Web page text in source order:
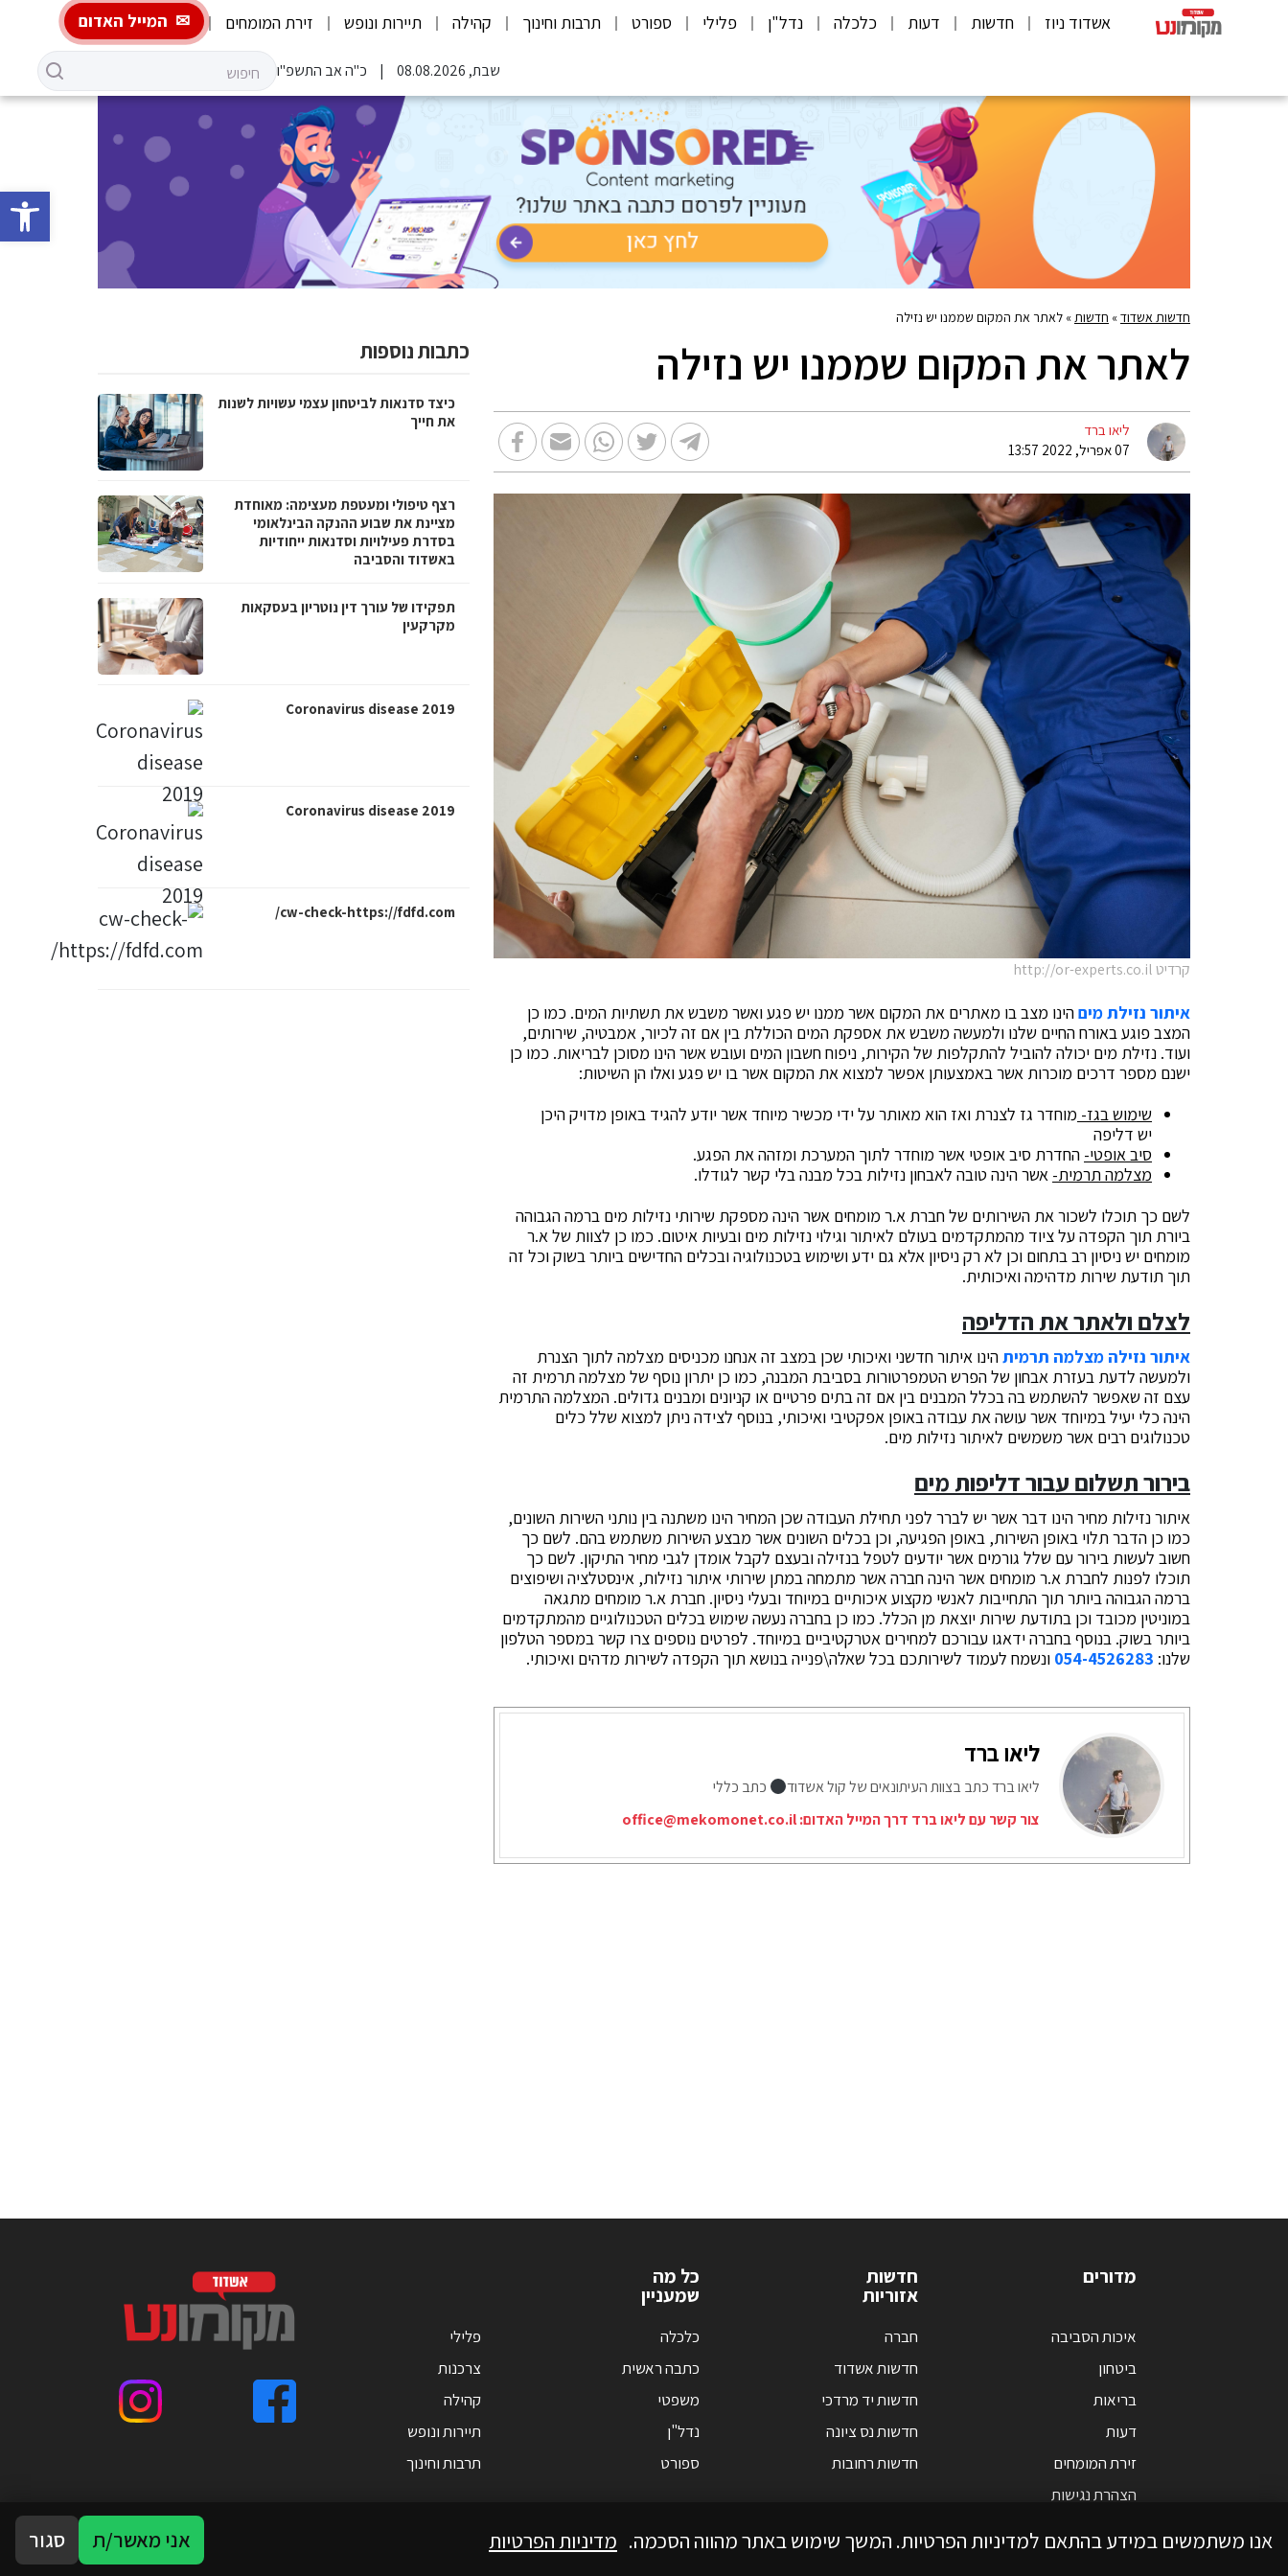
פתח
אשדוד ניוז חדשות דעות כלכלה נדל"ן פלילי ספורט תרבות וחינוך קהילה תיירות ונופש זירת המומחים המייל האדום
שבת, 08.08.2026 כ"ה אב התשפ"ו
חדשות אשדוד» חדשות » לאתר את המקום שממנו יש נזילה
לאתר את המקום שממנו יש נזילה
ליאו ברד
07 אפריל, 2022 13:57
קרדיט http://or-experts.co.il
איתור נזילת מיםהינו מצב בו מאתרים את המקום אשר ממנו יש פגע ואשר משבש את תשתיות המים. כמו כן
המצב פוגע באורח החיים שלנו ולמעשה משבש את אספקת המים הכוללת בין אם זה לכיור, אמבטיה, שירותים,
ועוד. נזילת מים יכולה להוביל להתקלפות של הקירות, ניפוח חשבון המים ועובש אשר הינו מסוכן לבריאות. כמו כן
ישנם מספר דרכים מוכרות אשר באמצעותן אפשר למצוא את המקום אשר בו יש פגע ואלו הן השיטות:
שימוש בגז- מוחדר גז לצנרת ואז הוא מאותר על ידי מכשיר מיוחד אשר יודע להגיד באופן מדויק היכן
יש דליפה
סיב אופטי- החדרת סיב אופטי אשר מוחדר לתוך המערכת ומזהה את הפגע.
מצלמה תרמית- אשר הינה טובה לאבחון נזילות בכל מבנה בלי קשר לגודלו.
לשם כך תוכלו לשכור את השירותים של חברת א.ר מומחים אשר הינה מספקת שירותי נזילות מים ברמה הגבוהה
ביורת תוך הקפדה על ציוד מהמתקדמים בעולם לאיתור וגילוי נזילות מים ובעיות איטום. כמו כן לצוות של א.ר
מומחים יש ניסיון רב בתחום וכן לא רק ניסיון אלא גם ידע ושימוש בטכנולוגיה ובכלים החדישים ביותר בשוק וכל זה
תוך תודעת שירות מדהימה ואיכותית.
לצלם ולאתר את הדליפה
איתור נזילה מצלמה תרמיתהינו איתור חדשני ואיכותי שכן במצב זה אנחנו מכניסים מצלמה לתוך הצנרת
ולמעשה לדעת בעזרת אבחון של הפרש הטמפרטורות בסביבת המבנה, כמו כן יתרון נוסף של מצלמה תרמית זה
עצם זה שאפשר להשתמש בה בכלל המבנים בין אם זה בתים פרטיים או קניונים ומבנים גדולים. המצלמה התרמית
הינה כלי יעיל במיוחד אשר עושה את עבודה באופן אפקטיבי ואיכותי, בנוסף לצידה ניתן למצוא שלל כלים
טכנולוגים רבים אשר משמשים לאיתור נזילות מים.
בירור תשלום עבור דליפות מים
איתור נזילות מחיר הינו דבר אשר יש לברר לפני תחילת העבודה שכן המחיר הינו משתנה בין נותני השירות השונים,
כמו כן הדבר תלוי באופן השירות, באופן הפגיעה, וכן בכלים השונים אשר מבצע השירות משתמש בהם. לשם כך
חשוב לעשות בירור עם שלל גורמים אשר יודעים לטפל בנזילה ובעצם לקבל אומדן לגבי מחיר התיקון. לשם כך
תוכלו לפנות לחברת א.ר מומחים אשר הינה חברה אשר מתמחה במתן שירותי איתור נזילות, אינסטלציה ושיפוצים
ברמה הגבוהה ביותר תוך התחייבות לאנשי מקצוע איכותיים במיוחד ובעלי ניסיון. חברת א.ר מומחים מתגאה
במוניטין מכובד וכן בתודעת שירות יוצאת מן הכלל. כמו כן בחברה נעשה שימוש בכלים הטכנולוגיים מהמתקדמים
ביותר בשוק. בנוסף בחברה ידאגו עבורכם למחירים אטרקטיביים במיוחד. לפרטים נוספים צרו קשר במספר הטלפון
שלנו: 054-4526283 ונשמח לעמוד לשירותכם בכל שאלה\פנייה בנושא תוך הקפדה לשירות מדהים ואיכותי.
ליאו ברד
ליאו ברד כתב בצוות העיתונאים של קול אשדוד
כתב כללי
צור קשר עם ליאו ברד דרך המייל האדום:office@mekomonet.co.il
כתבות נוספות
כיצד סדנאות לביטחון עצמי עשויות לשנות
את חייך
רצף טיפולי ומעטפת מעצימה: מאוחדת
מציינת את שבוע ההנקה הבינלאומי
בסדרת פעילויות וסדנאות ייחודיות
באשדוד והסביבה
תפקידו של עורך דין נוטריון בעסקאות
מקרקעין
Coronavirus disease 2019
Coronavirus disease 2019
cw-check-https://fdfd.com/
מדורים
איכות הסביבה
ביטחון
בריאות
דעות
זירת המומחים
הצהרת נגישות
חדשות
אזוריות
חברה
חדשות אשדוד
חדשות יד מרדכי
חדשות נס ציונה
חדשות רחובות
כל מה
שמעניין
כלכלה
כתבה ראשית
משפטי
נדל"ן
ספורט
פלילי
צרכנות
קהילה
תיירות ונופש
תרבות וחינוך
אנו משתמשים במידע בהתאם למדיניות הפרטיות. המשך שימוש באתר מהווה הסכמה. מדיניות הפרטיות אני מאשר/ת סגור